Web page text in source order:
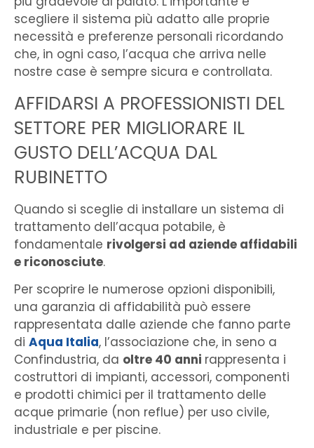
scegliere il sistema più adatto alle proprie
necessità e preferenze personali ricordando
che, in ogni caso, l’acqua che arriva nelle
nostre case è sempre sicura e controllata.
AFFIDARSI A PROFESSIONISTI DEL
SETTORE PER MIGLIORARE IL
GUSTO DELL’ACQUA DAL
RUBINETTO
Quando si sceglie di installare un sistema di
trattamento dell’acqua potabile, è
fondamentale rivolgersi ad aziende affidabili
e riconosciute.
Per scoprire le numerose opzioni disponibili,
una garanzia di affidabilità può essere
rappresentata dalle aziende che fanno parte
di Aqua Italia, l’associazione che, in seno a
Confindustria, da oltre 40 anni rappresenta i
costruttori di impianti, accessori, componenti
e prodotti chimici per il trattamento delle
acque primarie (non reflue) per uso civile,
industriale e per piscine.